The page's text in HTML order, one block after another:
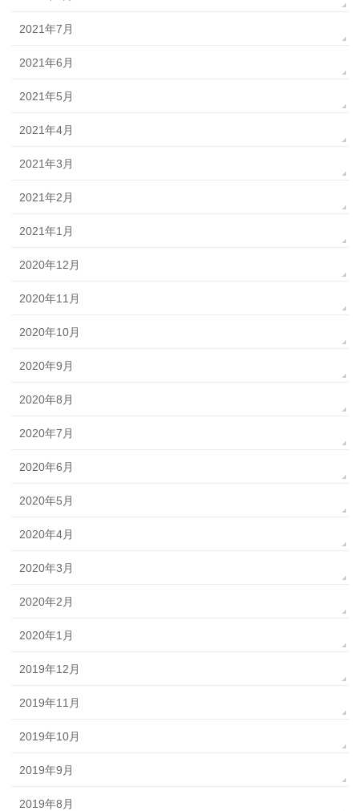
2021年7月
2021年6月
2021年5月
2021年4月
2021年3月
2021年2月
2021年1月
2020年12月
2020年11月
2020年10月
2020年9月
2020年8月
2020年7月
2020年6月
2020年5月
2020年4月
2020年3月
2020年2月
2020年1月
2019年12月
2019年11月
2019年10月
2019年9月
2019年8月